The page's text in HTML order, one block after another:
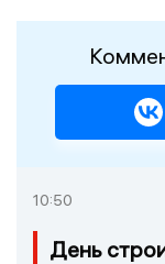
10:50
День